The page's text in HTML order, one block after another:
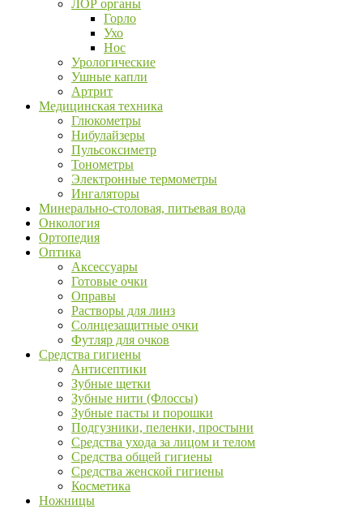
ЛОР органы
Горло
Ухо
Нос
Урологические
Ушные капли
Артрит
Медицинская техника
Глюкометры
Нибулайзеры
Пульсоксиметр
Тонометры
Электронные термометры
Ингаляторы
Минерально-столовая, питьевая вода
Онкология
Ортопедия
Оптика
Аксессуары
Готовые очки
Оправы
Растворы для линз
Солнцезащитные очки
Футляр для очков
Средства гигиены
Антисептики
Зубные щетки
Зубные нити (Флоссы)
Зубные пасты и порошки
Подгузники, пеленки, простыни
Средства ухода за лицом и телом
Средства общей гигиены
Средства женской гигиены
Косметика
Ножницы